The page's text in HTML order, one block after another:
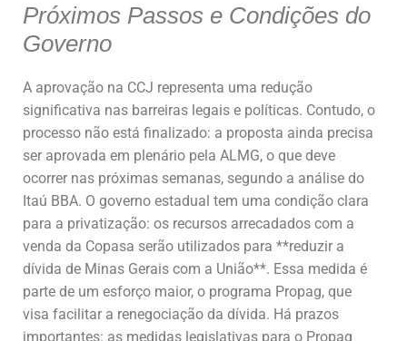
Próximos Passos e Condições do
Governo
A aprovação na CCJ representa uma redução
significativa nas barreiras legais e políticas. Contudo, o
processo não está finalizado: a proposta ainda precisa
ser aprovada em plenário pela ALMG, o que deve
ocorrer nas próximas semanas, segundo a análise do
Itaú BBA. O governo estadual tem uma condição clara
para a privatização: os recursos arrecadados com a
venda da Copasa serão utilizados para **reduzir a
dívida de Minas Gerais com a União**. Essa medida é
parte de um esforço maior, o programa Propag, que
visa facilitar a renegociação da dívida. Há prazos
importantes: as medidas legislativas para o Propag